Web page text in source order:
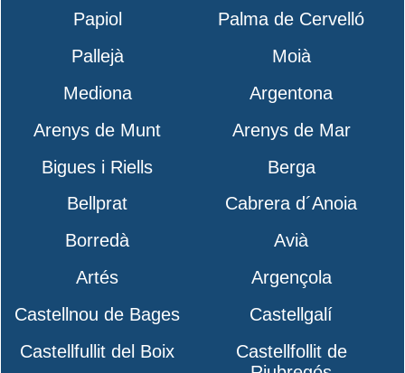
Papiol
Palma de Cervelló
Pallejà
Moià
Mediona
Argentona
Arenys de Munt
Arenys de Mar
Bigues i Riells
Berga
Bellprat
Cabrera d´Anoia
Borredà
Avià
Artés
Argençola
Castellnou de Bages
Castellgalí
Castellfullit del Boix
Castellfollit de